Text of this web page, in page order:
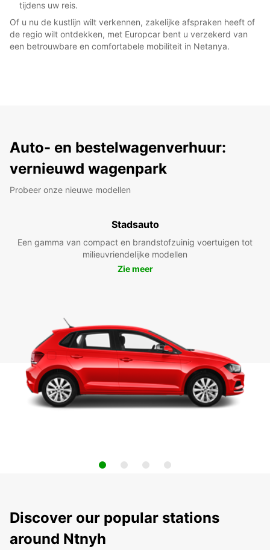
tijdens uw reis.
Of u nu de kustlijn wilt verkennen, zakelijke afspraken heeft of
de regio wilt ontdekken, met Europcar bent u verzekerd van
een betrouwbare en comfortabele mobiliteit in Netanya.
Auto- en bestelwagenverhuur:
vernieuwd wagenpark
Probeer onze nieuwe modellen
Stadsauto
Een gamma van compact en brandstofzuinig voertuigen tot
milieuvriendelijke modellen
Zie meer
Discover our popular stations
around Ntnyh